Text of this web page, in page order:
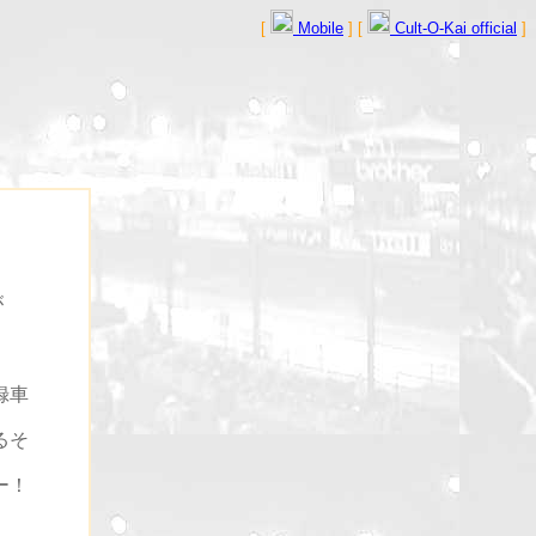
[ Mobile ] [ Cult-O-Kai official ]
車
そ